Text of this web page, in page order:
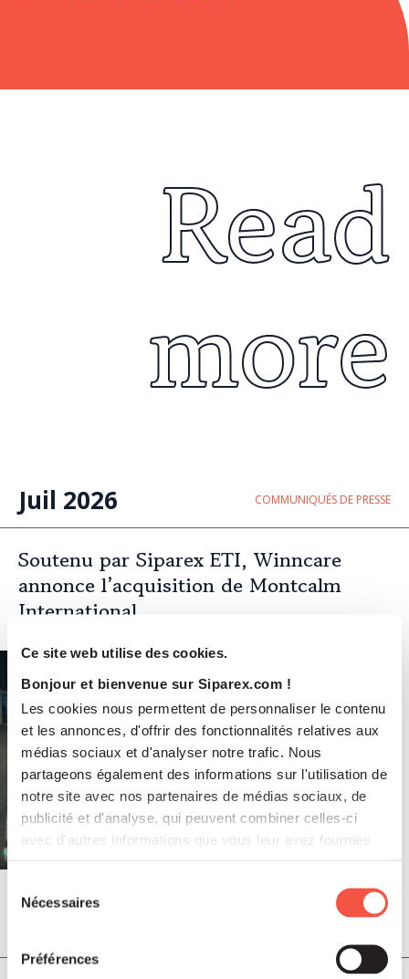
Ce site web utilise des cookies.
Bonjour et bienvenue sur Siparex.com !
Les cookies nous permettent de personnaliser le contenu
et les annonces, d'offrir des fonctionnalités relatives aux
médias sociaux et d'analyser notre trafic. Nous
partageons également des informations sur l'utilisation de
notre site avec nos partenaires de médias sociaux, de
publicité et d'analyse, qui peuvent combiner celles-ci
avec d'autres informations que vous leur avez fournies
Nécessaires
Préférences
Read
more
Juil 2026 COMMUNIQUÉS DE PRESSE
Soutenu par Siparex ETI, Winncare
annonce l’acquisition de Montcalm
International